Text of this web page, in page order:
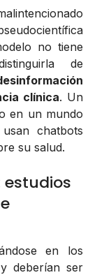
no tiene
de
clínica. Un
en un mundo
chatbots
su salud.
estudios
en los
deberían ser